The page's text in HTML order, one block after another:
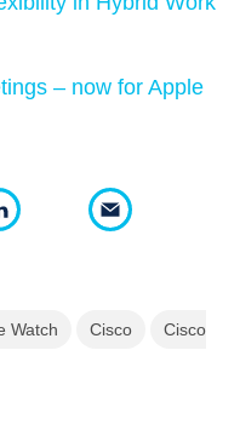
– now for Apple
Watch Cisco Cisco